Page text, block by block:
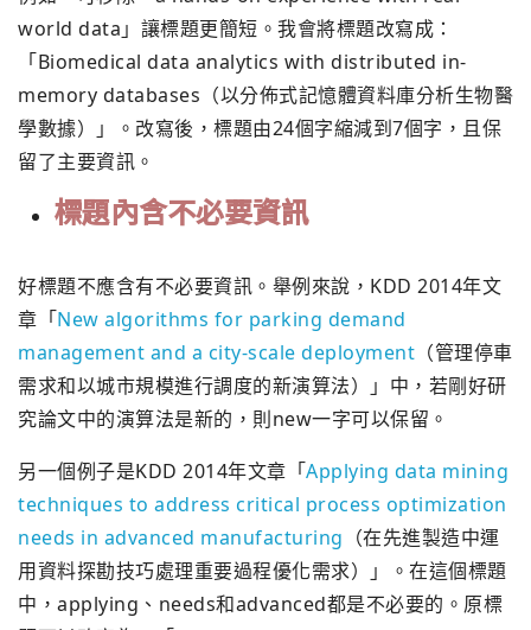
world data」讓標題更簡短。我會將標題改寫成：
「Biomedical data analytics with distributed in-
memory databases（以分佈式記憶體資料庫分析生物醫
學數據）」。改寫後，標題由24個字縮減到7個字，且保
留了主要資訊。
標題內含不必要資訊
好標題不應含有不必要資訊。舉例來說，KDD 2014年文
章「New algorithms for parking demand
management and a city-scale deployment （管理停車
需求和以城市規模進行調度的新演算法）」中，若剛好研
究論文中的演算法是新的，則new一字可以保留。
另一個例子是KDD 2014年文章「Applying data mining
techniques to address critical process optimization
needs in advanced manufacturing （在先進製造中運
用資料探勘技巧處理重要過程優化需求）」。在這個標題
中，applying、needs和advanced都是不必要的。原標